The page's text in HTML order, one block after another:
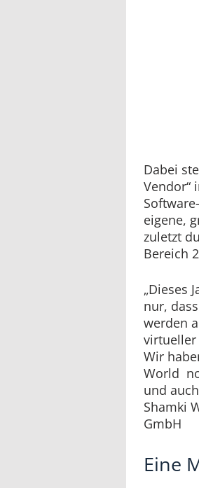
Dabei
Vendor“
eigene,
zuletzt
Bereich
„Dieses
nur,
werden
virtueller
Wir
World
und
Shamki
GmbH
Eine